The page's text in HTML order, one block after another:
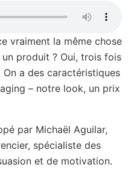
vraiment la même chose
produit ? Oui, trois fois
a des caractéristiques
– notre look, un prix
par Michaël Aguilar,
spécialiste des
et de motivation.